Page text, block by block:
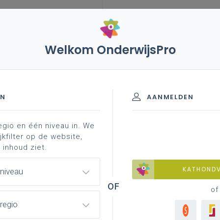
vakken en leerplannen 3de graad
inspirerend materiaal inspiratie ...
- D/A-finaliteit
achtergrond
tips voor agogisch handelen
Welkom OnderwijsPro
AANMELDEN
of
en één niveau in. We
op de website,
ziet.